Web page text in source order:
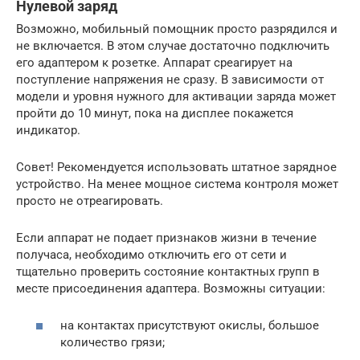
Нулевой заряд
Возможно, мобильный помощник просто разрядился и
не включается. В этом случае достаточно подключить
его адаптером к розетке. Аппарат среагирует на
поступление напряжения не сразу. В зависимости от
модели и уровня нужного для активации заряда может
пройти до 10 минут, пока на дисплее покажется
индикатор.
Совет! Рекомендуется использовать штатное зарядное
устройство. На менее мощное система контроля может
просто не отреагировать.
Если аппарат не подает признаков жизни в течение
получаса, необходимо отключить его от сети и
тщательно проверить состояние контактных групп в
месте присоединения адаптера. Возможны ситуации:
на контактах присутствуют окислы, большое
количество грязи;